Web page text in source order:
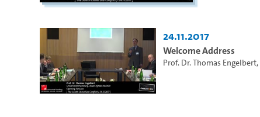
24.11.2017
Welcome Address
Prof. Dr. Thomas Engelbert,